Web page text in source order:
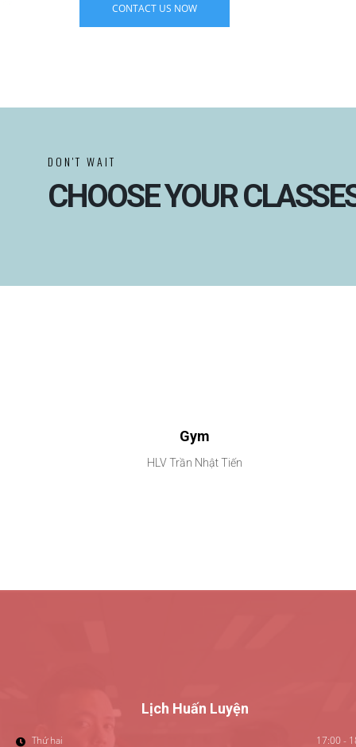
CONTACT US NOW
DON'T WAIT
CHOOSE YOUR
Lịch Huấn Luyện
Thứ hai 17:00 -
Gym
HLV Trần Nhật Tiến